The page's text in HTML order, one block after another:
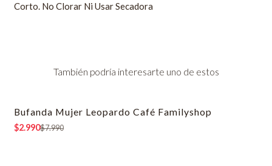
Corto. No Clorar Ni Usar Secadora
También podría interesarte uno de estos
-63% OFF
Bufanda Mujer Leopardo Café Familyshop
$2.990$7.990